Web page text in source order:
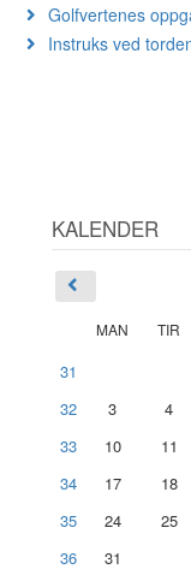
Golfvertenes
Instruks ved
KALENDER
MAN TIR
31
32
3 4
33
10 11
34
17 18
35
24 25
36
31